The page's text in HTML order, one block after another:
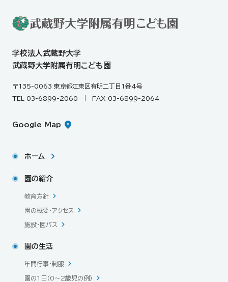
学校法人武蔵野大学
武蔵野大学附属有明こども園
〒135-0063 東京都江東区有明二丁目1番4号
TEL 03-6899-2060
FAX 03-6899-2064
Google Map
ホーム
園の紹介
教育方針
園の概要・アクセス
施設・園バス
園の生活
年間行事・制服
園の1日（0〜2歳児の例）